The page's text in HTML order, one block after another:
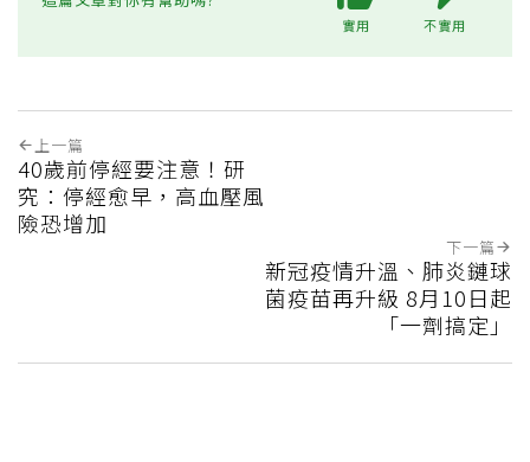
實用 不實用
上一篇
40歲前停經要注意！研
究：停經愈早，高血壓風
險恐增加
下一篇
新冠疫情升溫、肺炎鏈球
菌疫苗再升級 8月10日起
「一劑搞定」